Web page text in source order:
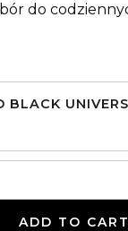
do
BLACK
ADD TO CART